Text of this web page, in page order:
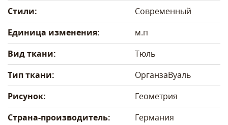
Стили:
Современный
Единица изменения:
м.п
Вид ткани:
Тюль
Тип ткани:
ОрганзаВуаль
Рисунок:
Геометрия
Страна-производитель:
Германия